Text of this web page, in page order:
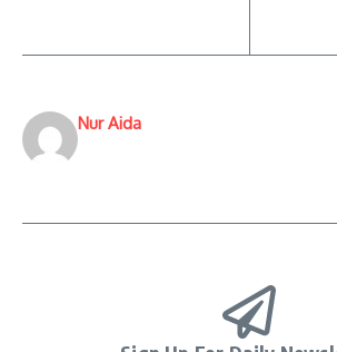
Nur Aida